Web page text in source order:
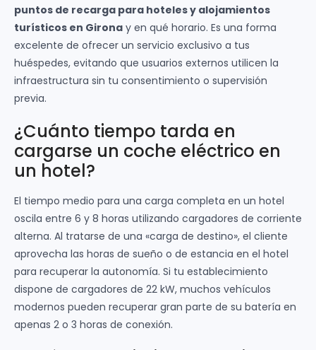
puntos de recarga para hoteles y alojamientos
turísticos en Girona y en qué horario. Es una forma
excelente de ofrecer un servicio exclusivo a tus
huéspedes, evitando que usuarios externos utilicen la
infraestructura sin tu consentimiento o supervisión
previa.
¿Cuánto tiempo tarda en
cargarse un coche eléctrico en
un hotel?
El tiempo medio para una carga completa en un hotel
oscila entre 6 y 8 horas utilizando cargadores de corriente
alterna. Al tratarse de una «carga de destino», el cliente
aprovecha las horas de sueño o de estancia en el hotel
para recuperar la autonomía. Si tu establecimiento
dispone de cargadores de 22 kW, muchos vehículos
modernos pueden recuperar gran parte de su batería en
apenas 2 o 3 horas de conexión.